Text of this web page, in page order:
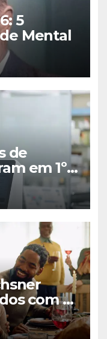
5
Mental
de
em 1º
no
com o
festas de